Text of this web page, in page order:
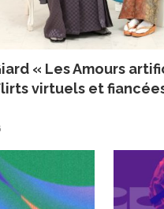
« Les Amours
virtuels et